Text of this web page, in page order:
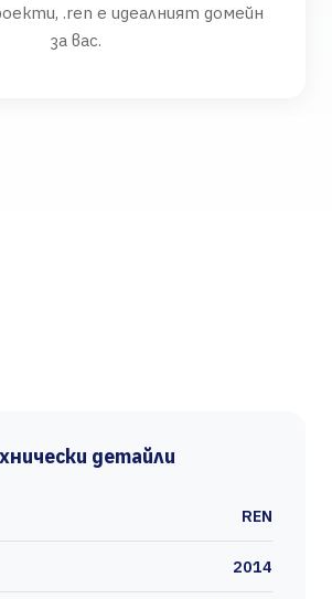
.ren е идеалният домейн
за вас.
детайли
REN
2014